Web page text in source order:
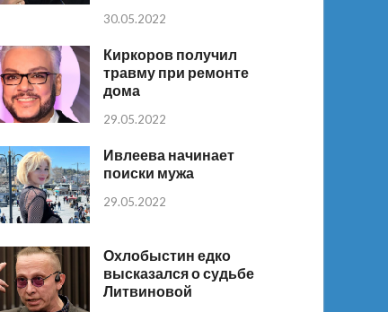
30.05.2022
Киркоров получил
травму при ремонте
дома
29.05.2022
Ивлеева начинает
поиски мужа
29.05.2022
Охлобыстин едко
высказался о судьбе
Литвиновой